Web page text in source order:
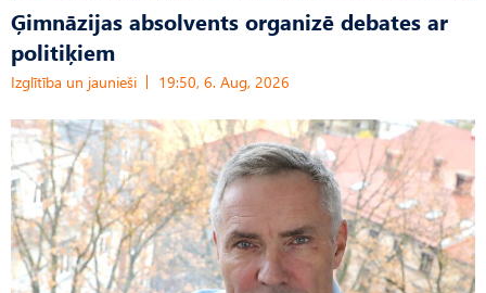
Ģimnāzijas absolvents organizē debates ar
politiķiem
Izglītība un jaunieši 19:50, 6. Aug, 2026